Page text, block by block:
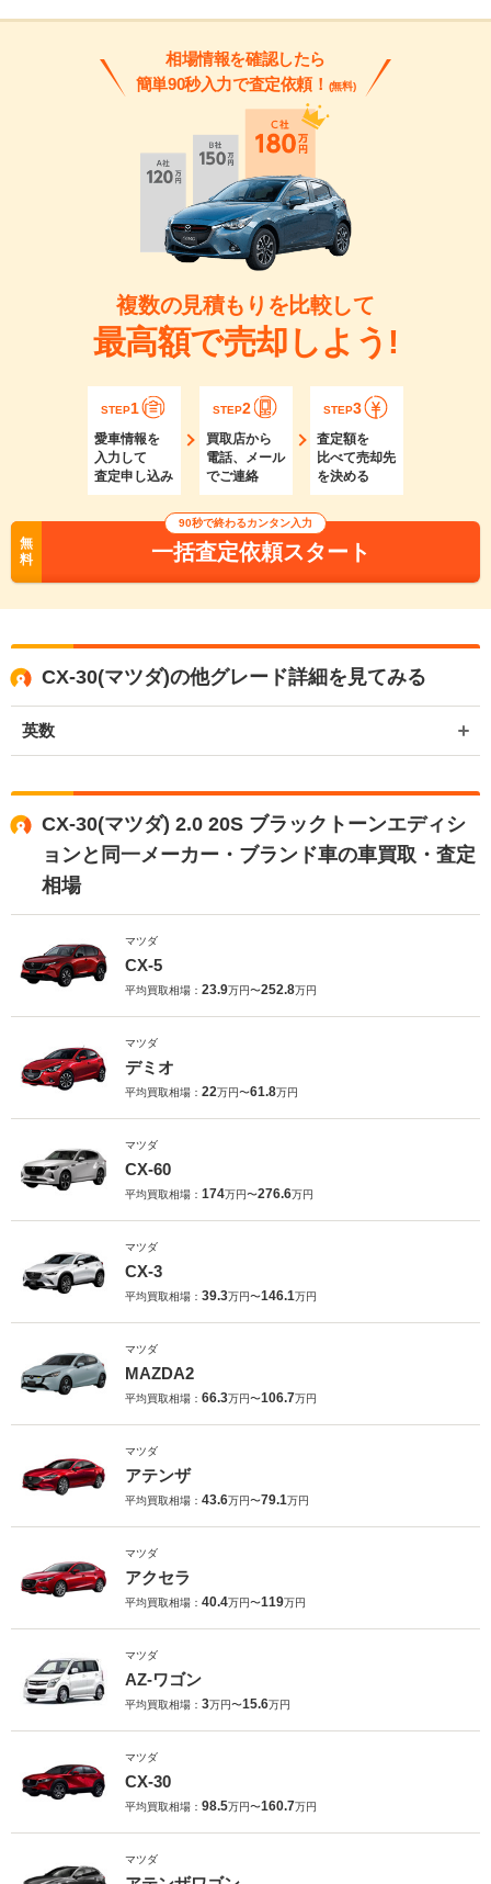
相場情報を確認したら
簡単90秒入力で査定依頼！ (無料)
複数の見積もりを比較して
最高額で売却しよう!
STEP1
愛車情報を
入力して
査定申し込み
STEP2
買取店から
電話、メール
でご連絡
STEP3
査定額を
比べて売却先
を決める
無
料
90秒で終わるカンタン入力
一括査定依頼スタート
CX-30(マツダ)の他グレード詳細を見てみる
英数
CX-30(マツダ) 2.0 20S ブラックトーンエディシ
ョンと同一メーカー・ブランド車の車買取・査定
相場
マツダ
CX-5
平均買取相場： 23.9万円〜252.8万円
マツダ
デミオ
平均買取相場： 22万円〜61.8万円
マツダ
CX-60
平均買取相場： 174万円〜276.6万円
マツダ
CX-3
平均買取相場： 39.3万円〜146.1万円
マツダ
MAZDA2
平均買取相場： 66.3万円〜106.7万円
マツダ
アテンザ
平均買取相場： 43.6万円〜79.1万円
マツダ
アクセラ
平均買取相場： 40.4万円〜119万円
マツダ
AZ-ワゴン
平均買取相場： 3万円〜15.6万円
マツダ
CX-30
平均買取相場： 98.5万円〜160.7万円
マツダ